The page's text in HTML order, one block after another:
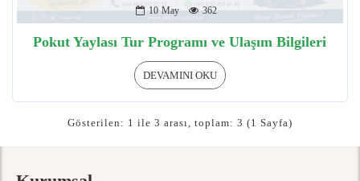
10 May 362
Pokut Yaylası Tur Programı ve Ulaşım Bilgileri
DEVAMINI OKU
Gösterilen: 1 ile 3 arası, toplam: 3 (1 Sayfa)